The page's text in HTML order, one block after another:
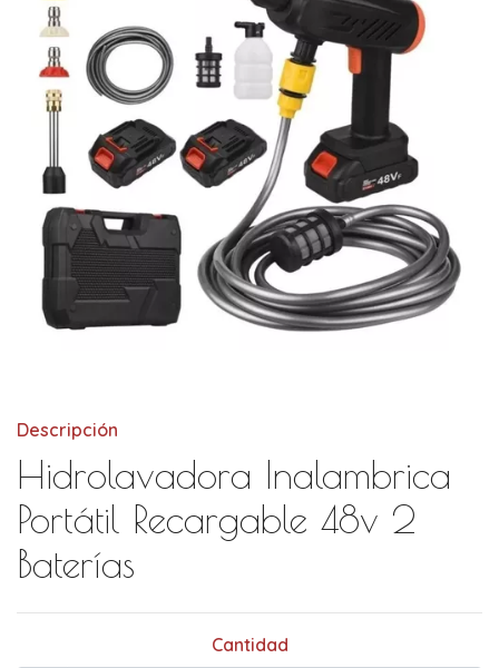
Descripción
Hidrolavadora Inalambrica
Portátil Recargable 48v 2
Baterías
Cantidad